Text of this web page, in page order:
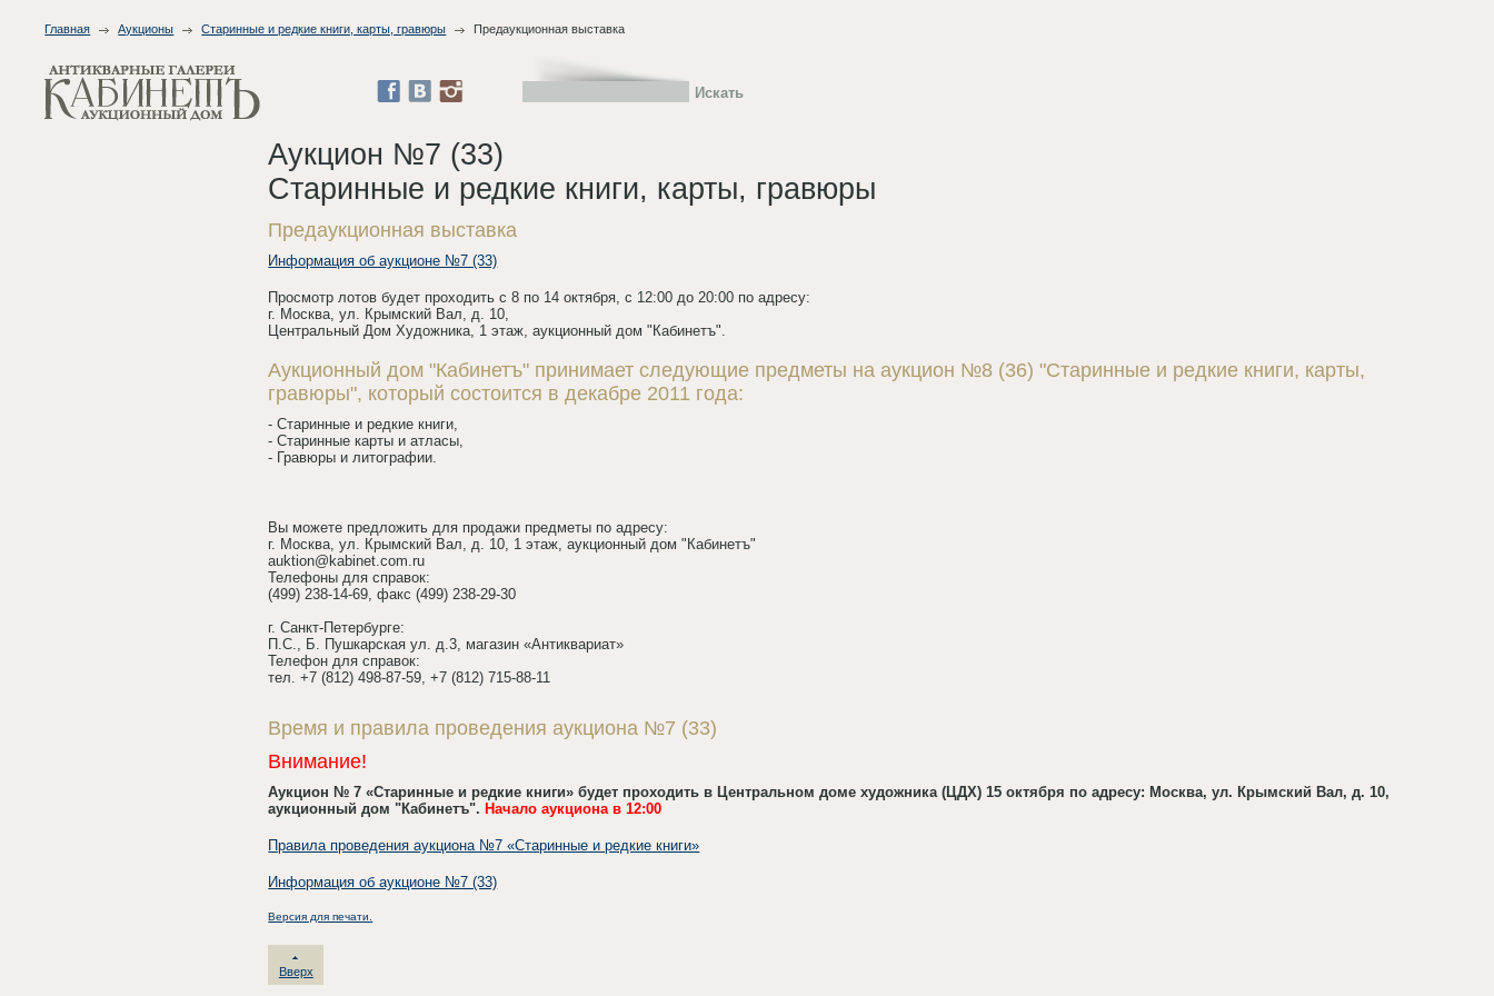
Главная Аукционы Старинные и редкие книги, карты, гравюры Предаукционная выставка
Аукцион №7 (33)
Старинные и редкие книги, карты, гравюры
Предаукционная выставка
Информация об аукционе №7 (33)
Просмотр лотов будет проходить с 8 по 14 октября, с 12:00 до 20:00 по адресу:
г. Москва, ул. Крымский Вал, д. 10,
Центральный Дом Художника, 1 этаж, аукционный дом "Кабинетъ".
Аукционный дом "Кабинетъ" принимает следующие предметы на аукцион №8 (36) "Старинные и редкие книги, карты,
гравюры", который состоится в декабре 2011 года:
- Старинные и редкие книги,
- Старинные карты и атласы,
- Гравюры и литографии.
Вы можете предложить для продажи предметы по адресу:
г. Москва, ул. Крымский Вал, д. 10, 1 этаж, аукционный дом "Кабинетъ"
auktion@kabinet.com.ru
Телефоны для справок:
(499) 238-14-69, факс (499) 238-29-30
г. Санкт-Петербурге:
П.С., Б. Пушкарская ул. д.3, магазин «Антиквариат»
Телефон для справок:
тел. +7 (812) 498-87-59, +7 (812) 715-88-11
Время и правила проведения аукциона №7 (33)
Внимание!
Аукцион № 7 «Старинные и редкие книги» будет проходить в Центральном доме художника (ЦДХ) 15 октября по адресу: Москва, ул. Крымский Вал, д. 10,
аукционный дом "Кабинетъ".Начало аукциона в 12:00
Правила проведения аукциона №7 «Старинные и редкие книги»
Информация об аукционе №7 (33)
Версия для печати.
Вверх